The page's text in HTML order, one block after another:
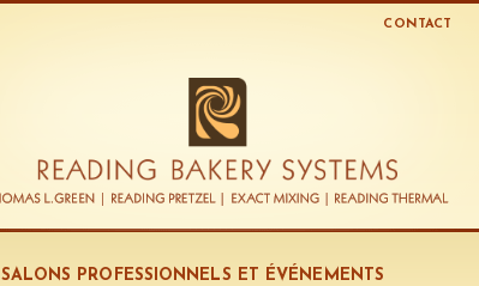
CONTACT
SALONS PROFESSIONNELS ET ÉVÉNEMENTS